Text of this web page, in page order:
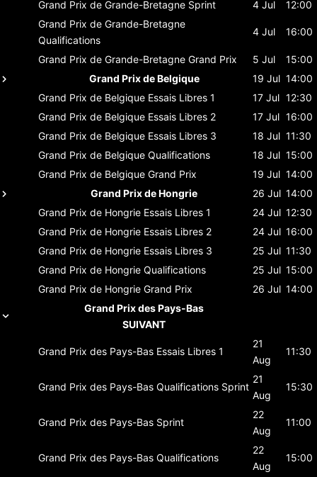
Grand Prix de Grande-Bretagne Sprint 4 Jul
12:00
Grand Prix de Grande-Bretagne
Qualifications
4 Jul 16:00
Grand Prix de Grande-Bretagne Grand Prix 5 Jul
15:00
Grand Prix de Belgique
19 Jul 14:00
Grand Prix de Belgique Essais Libres 1 17 Jul 12:30
Grand Prix de Belgique Essais Libres 2 17 Jul 16:00
Grand Prix de Belgique Essais Libres 3 18 Jul 11:30
Grand Prix de Belgique Qualifications 18 Jul 15:00
Grand Prix de Belgique Grand Prix 19 Jul 14:00
Grand Prix de Hongrie
26 Jul 14:00
Grand Prix de Hongrie Essais Libres 1 24 Jul 12:30
Grand Prix de Hongrie Essais Libres 2 24 Jul 16:00
Grand Prix de Hongrie Essais Libres 3 25 Jul 11:30
Grand Prix de Hongrie Qualifications 25 Jul 15:00
Grand Prix de Hongrie Grand Prix 26 Jul 14:00
Grand Prix des Pays-Bas
SUIVANT
Grand Prix des Pays-Bas Essais Libres 1
21
Aug
11:30
Grand Prix des Pays-Bas Qualifications Sprint
21
Aug
15:30
Grand Prix des Pays-Bas Sprint
22
Aug
11:00
Grand Prix des Pays-Bas Qualifications
22
Aug
15:00